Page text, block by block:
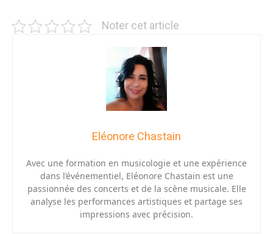
Noter cet article
Eléonore Chastain
Avec une formation en musicologie et une expérience
dans l’événementiel, Eléonore Chastain est une
passionnée des concerts et de la scène musicale. Elle
analyse les performances artistiques et partage ses
impressions avec précision.